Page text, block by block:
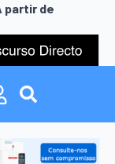
partir de
Search
for:
Search